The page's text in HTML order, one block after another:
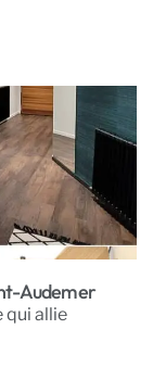
Audemer
qui allie